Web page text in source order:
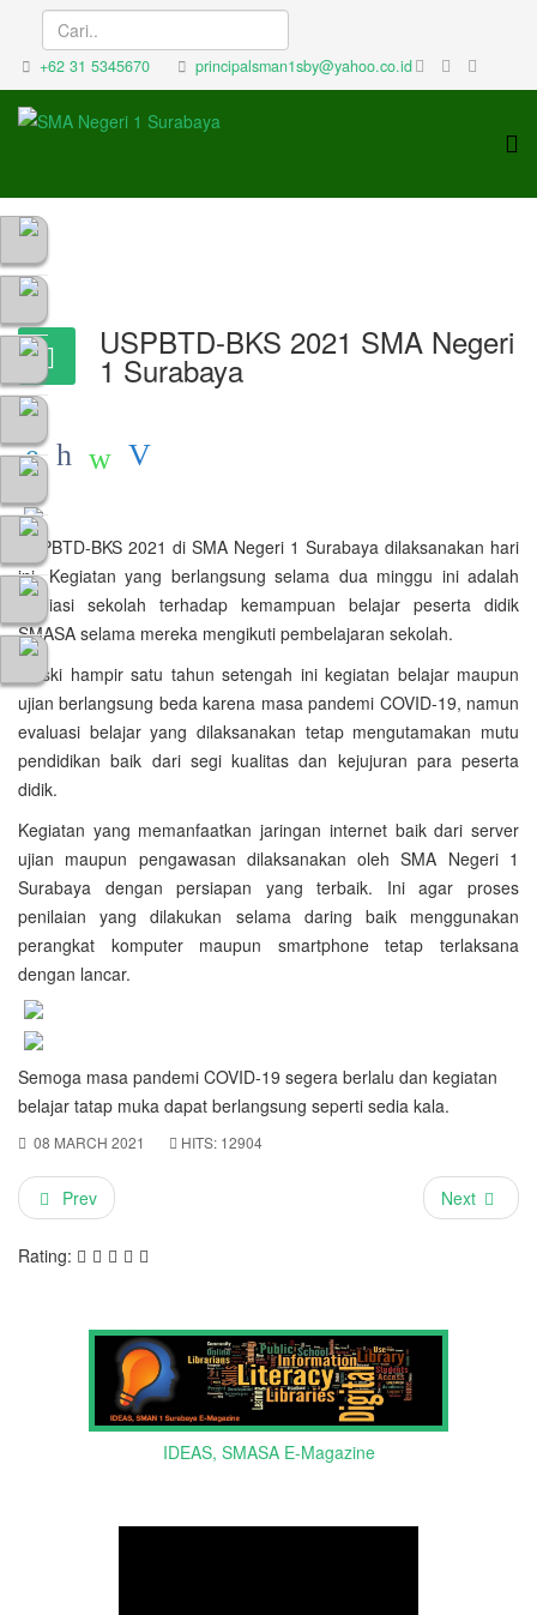
+62 31 5345670 principalsman1sby@yahoo.co.id
USPBTD-BKS 2021 SMA Negeri
1 Surabaya
USPBTD-BKS 2021 di SMA Negeri 1 Surabaya dilaksanakan hari
ini. Kegiatan yang berlangsung selama dua minggu ini adalah
evaliasi sekolah terhadap kemampuan belajar peserta didik
SMASA selama mereka mengikuti pembelajaran sekolah.
Meski hampir satu tahun setengah ini kegiatan belajar maupun
ujian berlangsung beda karena masa pandemi COVID-19, namun
evaluasi belajar yang dilaksanakan tetap mengutamakan mutu
pendidikan baik dari segi kualitas dan kejujuran para peserta
didik.
Kegiatan yang memanfaatkan jaringan internet baik dari server
ujian maupun pengawasan dilaksanakan oleh SMA Negeri 1
Surabaya dengan persiapan yang terbaik. Ini agar proses
penilaian yang dilakukan selama daring baik menggunakan
perangkat komputer maupun smartphone tetap terlaksana
dengan lancar.
Semoga masa pandemi COVID-19 segera berlalu dan kegiatan
belajar tatap muka dapat berlangsung seperti sedia kala.
08 MARCH 2021 HITS: 12904
Prev Next
Rating:
IDEAS, SMASA E-Magazine